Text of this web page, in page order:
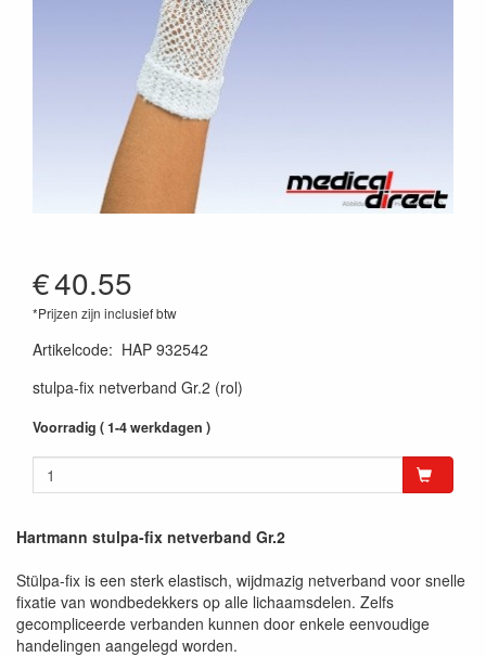
€40.55
*Prijzen zijn inclusief btw
Artikelcode: HAP 932542
stulpa-fix netverband Gr.2 (rol)
Voorradig ( 1-4 werkdagen )
Hartmann stulpa-fix netverband Gr.2
Stülpa-fix is een sterk elastisch, wijdmazig netverband voor snelle
fixatie van wondbedekkers op alle lichaamsdelen. Zelfs
gecompliceerde verbanden kunnen door enkele eenvoudige
handelingen aangelegd worden.